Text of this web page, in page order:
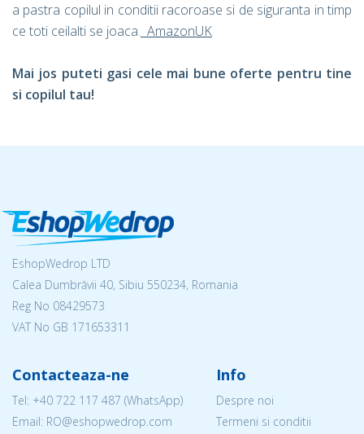
a pastra copilul in conditii racoroase si de siguranta in timp
ce toti ceilalti se joaca. AmazonUK
Mai jos puteti gasi cele mai bune oferte pentru tine
si copilul tau!
EshopWedrop LTD
Calea Dumbrăvii 40, Sibiu 550234, Romania
Reg No 08429573
VAT No GB 171653311
Contacteaza-ne
Tel: +40 722 117 487 (WhatsApp)
Email: RO@eshopwedrop.com
Info
Despre noi
Termeni si conditii